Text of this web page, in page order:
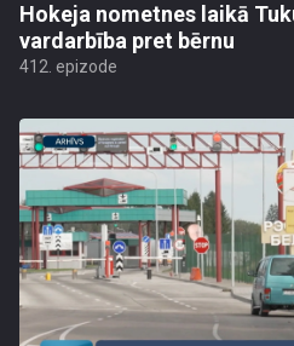
Hokeja nometnes laikā
vardarbība pret bērnu
412. epizode